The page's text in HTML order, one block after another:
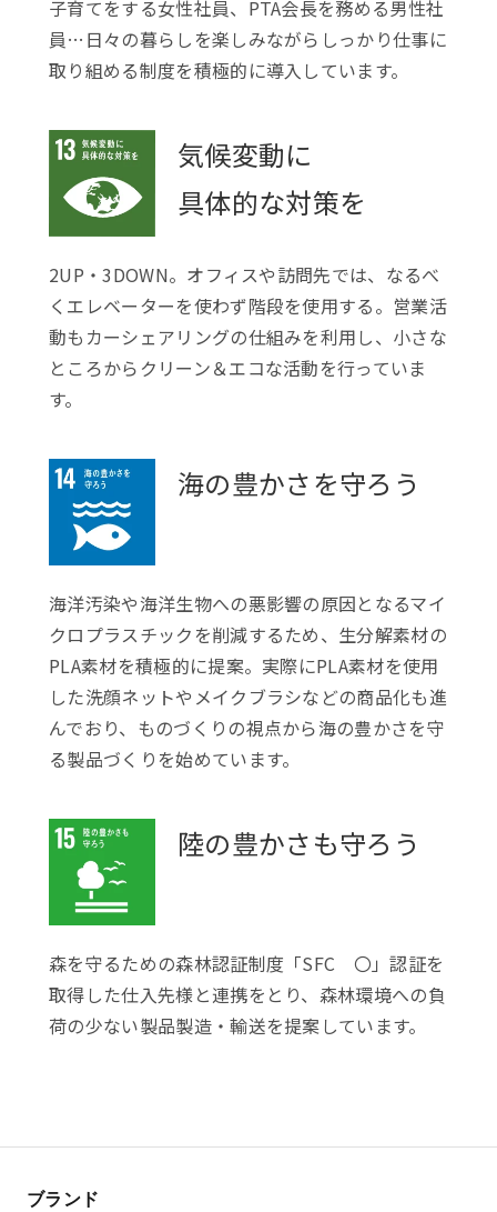
子育てをする女性社員、PTA会長を務める男性社
員…日々の暮らしを楽しみながらしっかり仕事に
取り組める制度を積極的に導入しています。
気候変動に
具体的な対策を
2UP・3DOWN。オフィスや訪問先では、なるべ
くエレベーターを使わず階段を使用する。営業活
動もカーシェアリングの仕組みを利用し、小さな
ところからクリーン＆エコな活動を行っていま
す。
海の豊かさを守ろう
海洋汚染や海洋生物への悪影響の原因となるマイ
クロプラスチックを削減するため、生分解素材の
PLA素材を積極的に提案。実際にPLA素材を使用
した洗顔ネットやメイクブラシなどの商品化も進
んでおり、ものづくりの視点から海の豊かさを守
る製品づくりを始めています。
陸の豊かさも守ろう
森を守るための森林認証制度「SFC 〇」認証を
取得した仕入先様と連携をとり、森林環境への負
荷の少ない製品製造・輸送を提案しています。
ブランド